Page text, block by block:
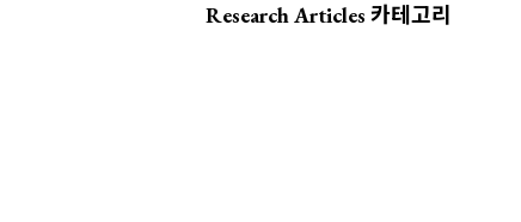
Research Articles 카테고리